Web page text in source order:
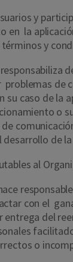
y
en la
y
de
su caso de la
o
de
al
con el
entrega del
o